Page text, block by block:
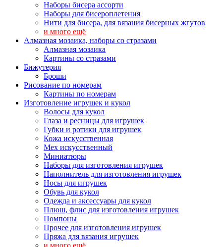
Наборы бисера ассорти
Наборы для бисероплетения
Нити для бисера, для вязания бисерных жгутов
и много ещё
Алмазная мозаика, наборы со стразами
Алмазная мозаика
Картины co стразами
Бижутерия
Броши
Рисование по номерам
Картины по номерам
Изготовление игрушек и кукол
Волосы для кукол
Глаза и ресницы для игрушек
Губки и ротики для игрушек
Кожа искусственная
Мех искусственный
Миниатюры
Наборы для изготовления игрушек
Наполнитель для изготовления игрушек
Носы для игрушек
Обувь для кукол
Одежда и аксессуары для кукол
Плюш, флис для изготовления игрушек
Помпоны
Прочее для изготовления игрушек
Пряжа для вязания игрушек
и много ещё